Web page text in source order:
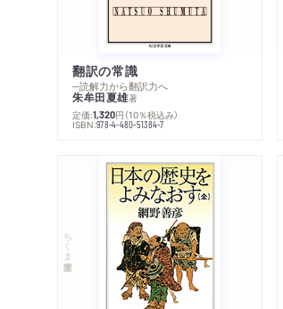
翻訳の常識
─読解力から翻訳力へ
朱牟田夏雄著
定価:1,320円 （10％税込み）
ISBN:978-4-480-51384-7
ちくま学芸文庫